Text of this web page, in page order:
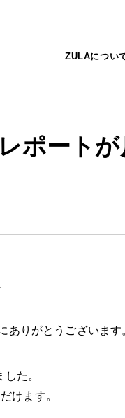
ZULAについ
ポート
ありがとうございます
た。
けます。